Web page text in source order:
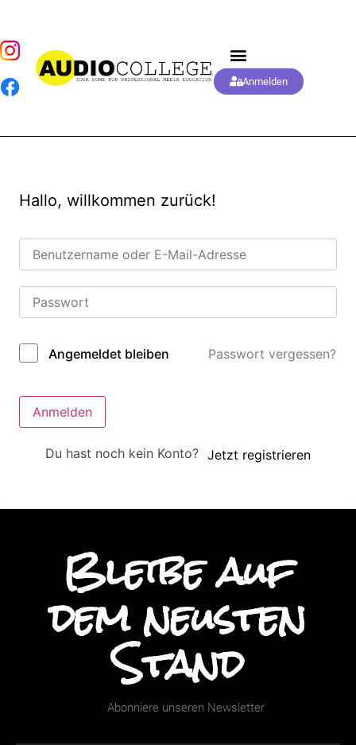
Anmelden
Hallo, willkommen zurück!
Alternative:
Angemeldet bleiben Passwort vergessen?
Anmelden
Du hast noch kein Konto? Jetzt registrieren
Bleibe auf
dem neusten
Stand
Abonniere unseren Newsletter